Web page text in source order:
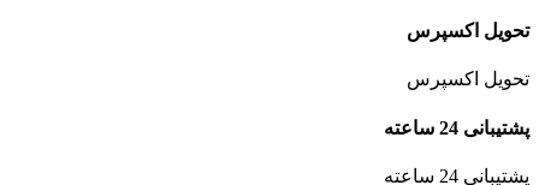
تحویل اکسپرس
تحویل اکسپرس
پشتیبانی 24 ساعته
پشتیبانی 24 ساعته